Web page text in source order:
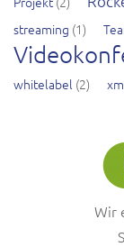
streaming (1)
whitelabel (2)
Wir